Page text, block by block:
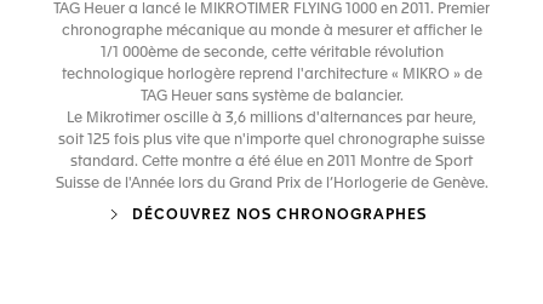
TAG Heuer a lancé le MIKROTIMER FLYING 1000 en 2011. Premier
chronographe mécanique au monde à mesurer et afficher le
1/1 000ème de seconde, cette véritable révolution
technologique horlogère reprend l'architecture « MIKRO » de
TAG Heuer sans système de balancier.
Le Mikrotimer oscille à 3,6 millions d'alternances par heure,
soit 125 fois plus vite que n'importe quel chronographe suisse
standard. Cette montre a été élue en 2011 Montre de Sport
Suisse de l'Année lors du Grand Prix de l’Horlogerie de Genève.
DÉCOUVREZ NOS CHRONOGRAPHES